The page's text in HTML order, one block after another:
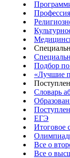
Подбор
«Лучшие
Словарь
ЕГЭ
Итоговое
Все о
Все о